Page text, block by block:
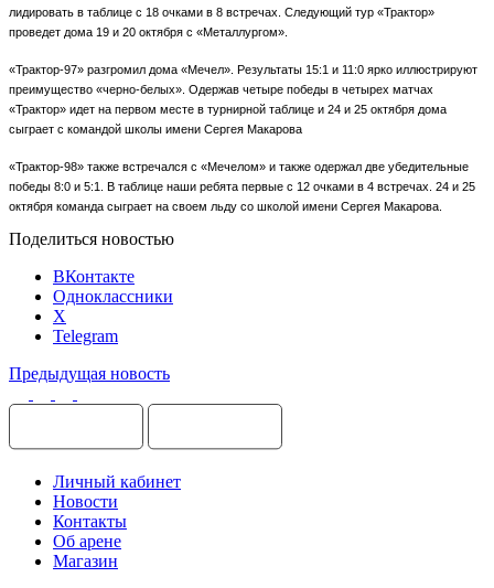
лидировать в таблице с 18 очками в 8 встречах. Следующий тур «Трактор»
проведет дома 19 и 20 октября с «Металлургом».
«Трактор-97» разгромил дома «Мечел». Результаты 15:1 и 11:0 ярко иллюстрируют
преимущество «черно-белых». Одержав четыре победы в четырех матчах
«Трактор» идет на первом месте в турнирной таблице и 24 и 25 октября дома
сыграет с командой школы имени Сергея Макарова
«Трактор-98» также встречался с «Мечелом» и также одержал две убедительные
победы 8:0 и 5:1. В таблице наши ребята первые с 12 очками в 4 встречах. 24 и 25
октября команда сыграет на своем льду со школой имени Сергея Макарова.
Поделиться новостью
ВКонтакте
Одноклассники
X
Telegram
Предыдущая новость
Личный кабинет
Новости
Контакты
Об арене
Магазин